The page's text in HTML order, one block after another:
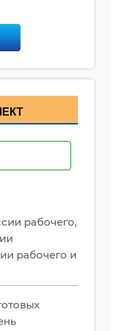
рабочего,
рабочего и